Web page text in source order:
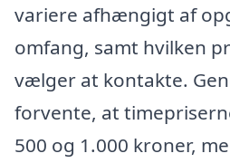
variere afhængigt af
omfang, samt hvilken
vælger at kontakte.
forvente, at
500 og 1.000 kroner,